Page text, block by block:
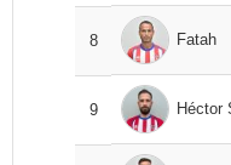
8 Fatah
9 Héctor